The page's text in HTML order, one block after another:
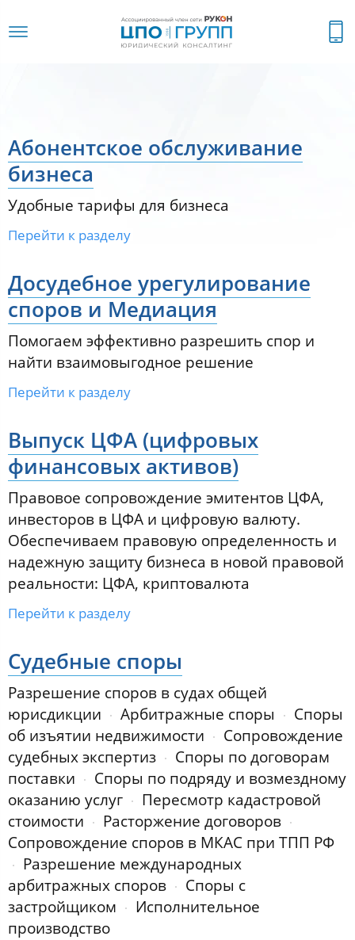
Абонентское обслуживание
бизнеса
Удобные тарифы для бизнеса
Перейти к разделу
Досудебное урегулирование
споров и Медиация
Помогаем эффективно разрешить спор и
найти взаимовыгодное решение
Перейти к разделу
Выпуск ЦФА (цифровых
финансовых активов)
Правовое сопровождение эмитентов ЦФА,
инвесторов в ЦФА и цифровую валюту.
Обеспечиваем правовую определенность и
надежную защиту бизнеса в новой правовой
реальности: ЦФА, криптовалюта
Перейти к разделу
Судебные споры
Разрешение споров в судах общей
юрисдикции
Арбитражные споры
Споры
об изъятии недвижимости
Сопровождение
судебных экспертиз
Споры по договорам
поставки
Споры по подряду и возмездному
оказанию услуг
Пересмотр кадастровой
стоимости
Расторжение договоров
Сопровождение споров в МКАС при ТПП РФ
Разрешение международных
арбитражных споров
Споры с
застройщиком
Исполнительное
производство